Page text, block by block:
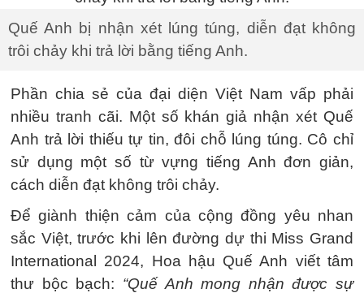
Quế Anh bị nhận xét lúng túng, diễn đạt không
trôi chảy khi trả lời bằng tiếng Anh.
Phần chia sẻ của đại diện Việt Nam vấp phải
nhiều tranh cãi. Một số khán giả nhận xét Quế
Anh trả lời thiếu tự tin, đôi chỗ lúng túng. Cô chỉ
sử dụng một số từ vựng tiếng Anh đơn giản,
cách diễn đạt không trôi chảy.
Để giành thiện cảm của cộng đồng yêu nhan
sắc Việt, trước khi lên đường dự thi Miss Grand
International 2024, Hoa hậu Quế Anh viết tâm
thư bộc bạch: “Quế Anh mong nhận được sự